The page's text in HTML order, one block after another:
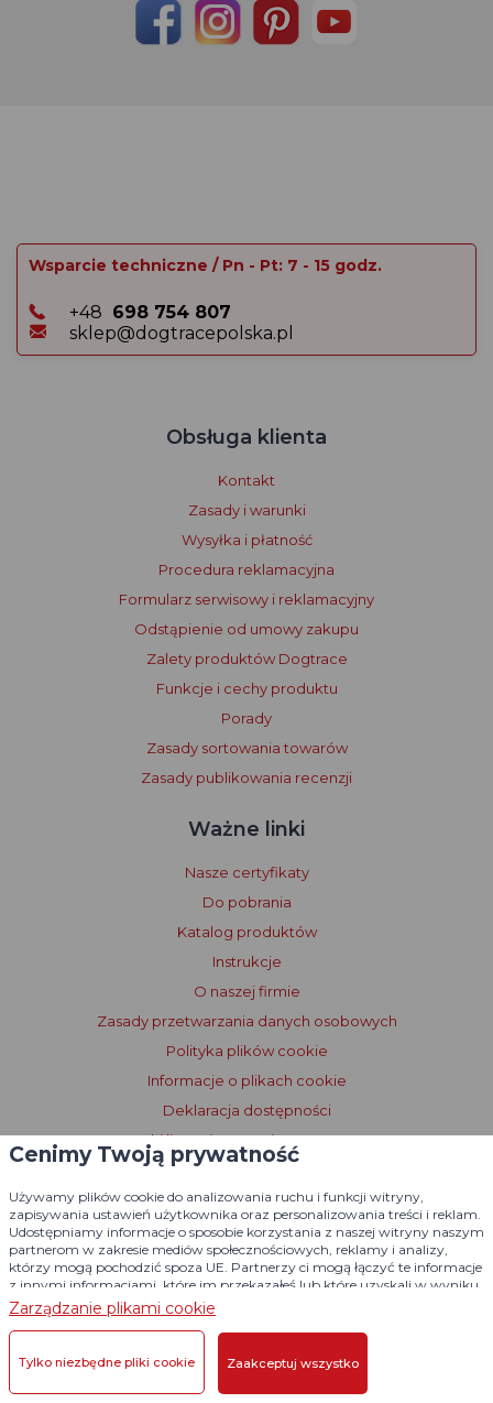
Wsparcie techniczne / Pn - Pt: 7 - 15 godz.
+48 698 754 807
sklep@dogtracepolska.pl
Obsługa klienta
Kontakt
Zasady i warunki
Wysyłka i płatność
Procedura reklamacyjna
Formularz serwisowy i reklamacyjny
Odstąpienie od umowy zakupu
Zalety produktów Dogtrace
Funkcje i cechy produktu
Porady
Zasady sortowania towarów
Zasady publikowania recenzji
Ważne linki
Nasze certyfikaty
Do pobrania
Katalog produktów
Instrukcje
O naszej firmie
Zasady przetwarzania danych osobowych
Polityka plików cookie
Informacje o plikach cookie
Deklaracja dostępności
Warunki licencjonowania Dogtrace GPS
Cenimy Twoją prywatność
Używamy plików cookie do analizowania ruchu i funkcji witryny,
zapisywania ustawień użytkownika oraz personalizowania treści i reklam.
Udostępniamy informacje o sposobie korzystania z naszej witryny naszym
partnerom w zakresie mediów społecznościowych, reklamy i analizy,
którzy mogą pochodzić spoza UE. Partnerzy ci mogą łączyć te informacje
z innymi informacjami, które im przekazałeś lub które uzyskali w wyniku
korzystania z ich usług. Szczegółowe informacje
Zarządzanie plikami cookie
Tylko niezbędne pliki cookie Zaakceptuj wszystko